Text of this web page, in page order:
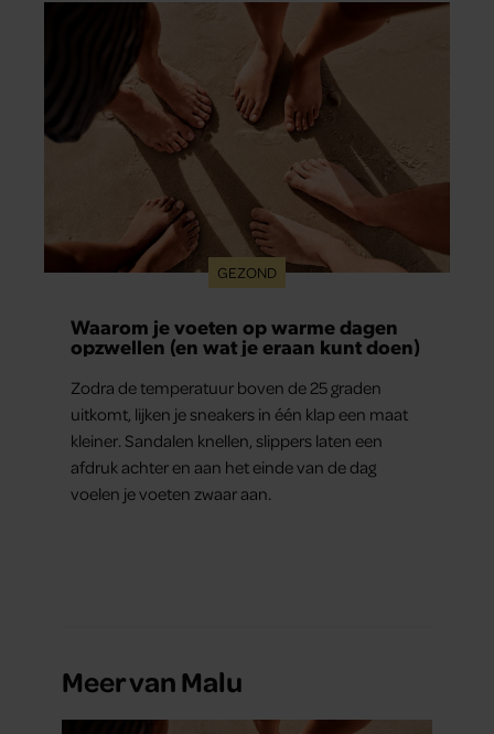
GEZOND
Waarom je voeten op warme dagen
opzwellen (en wat je eraan kunt doen)
Zodra de temperatuur boven de 25 graden
uitkomt, lijken je sneakers in één klap een maat
kleiner. Sandalen knellen, slippers laten een
afdruk achter en aan het einde van de dag
voelen je voeten zwaar aan.
Meer van Malu